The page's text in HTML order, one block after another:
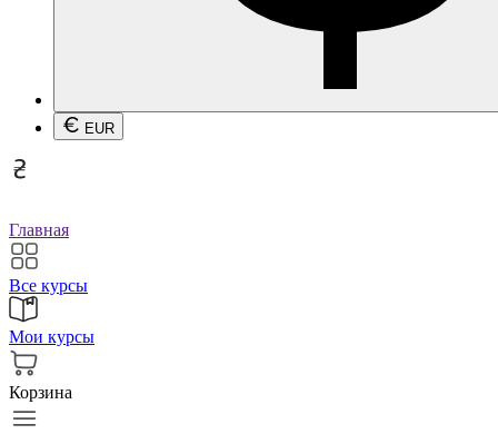
EUR
Главная
Все курсы
Мои курсы
Корзина